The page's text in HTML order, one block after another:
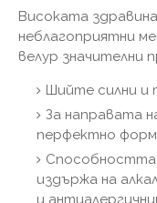
Високата
неблагоприятни
велур значителни
Шийте силни и
За направата
перфектно
Способността
издържа на
и